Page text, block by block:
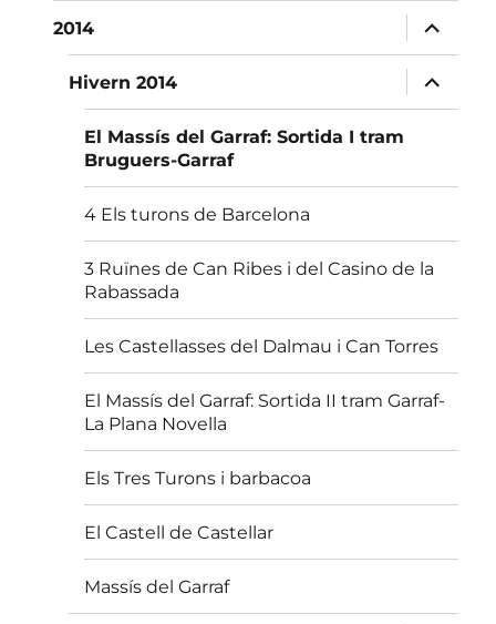
menú
fill
2014
amplia
el
menú
fill
Hivern 2014
amplia
el
menú
El Massís del Garraf: Sortida I tram
Bruguers-Garraf
4 Els turons de Barcelona
3 Ruïnes de Can Ribes i del Casino de la
Rabassada
Les Castellasses del Dalmau i Can Torres
El Massís del Garraf: Sortida II tram Garraf-
La Plana Novella
Els Tres Turons i barbacoa
El Castell de Castellar
Massís del Garraf